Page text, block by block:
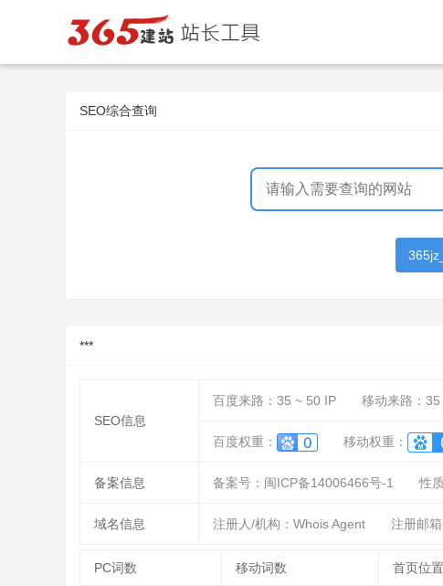
SEO综合查询
***
SEO信息
百度来路： 35 ~ 50 IP 移动来路： 35
百度权重： 移动权重：
备案信息 备案号：闽ICP备14006466号-1 性
域名信息 注册人/机构：Whois Agent 注册邮
PC词数 移动词数 首页位置